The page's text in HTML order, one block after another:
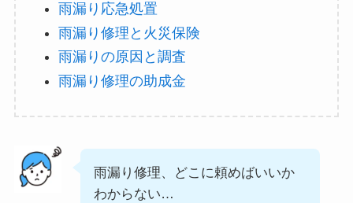
雨漏り応急処置
雨漏り修理と火災保険
雨漏りの原因と調査
雨漏り修理の助成金
雨漏り修理、どこに頼めばいいか
わからない…